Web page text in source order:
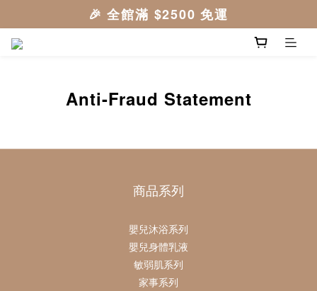
Anti-Fraud Statement
商品系列
嬰兒沐浴系列
嬰兒身體乳液
敏弱肌系列
家事系列